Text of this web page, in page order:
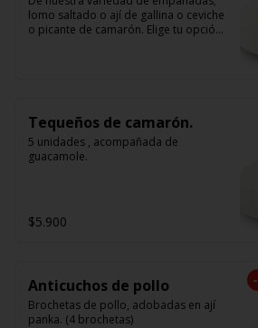
lomo saltado o ají de gallina o ceviche
o picante de camarón. Elige tu opción
Tequeños de camarón.
5 unidades , acompañada de
guacamole.
$5.900
-
Anticuchos de pollo
Brochetas de pollo, adobadas en ají
panka. (4 brochetas)